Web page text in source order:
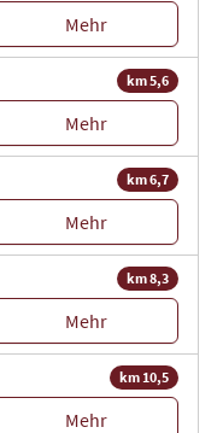
Mehr
km 5,6
Mehr
km 6,7
Mehr
km 8,3
Mehr
km 10,5
Mehr